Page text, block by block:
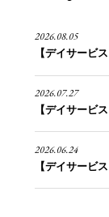
2026.08.05
【デイサービ
2026.07.27
【デイサービ
2026.06.24
【デイサービ